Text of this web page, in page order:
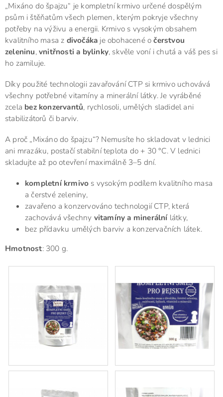
„Mixáno do špajzu“ je kompletní krmivo určené dospělým
psům i štěňatům všech plemen, kterým pokryje všechny
potřeby na výživu a energii. Krmivo s vysokým obsahem
kvalitního masa z divočáka je obohacené očerstvou
zeleninu,vnitřnosti a bylinky, skvěle voní i chutá a váš pes si
ho zamiluje.
Díky použité technologii zavařování CTP si krmivo uchovává
všechny potřebné vitamíny a minerální látky. Je vyráběné
zcela bez konzervantů, rychlosoli, umělých sladidel ani
stabilizátorů či barviv.
A proč „Mixáno do špajzu“? Nemusíte ho skladovat v lednici
ani mrazáku, postačí stabilní teplota do + 30 °C. V lednici
skladujte až po otevření maximálně 3–5 dní.
kompletní krmivo s vysokým podílem kvalitního masa
a čerstvé zeleniny,
zavařeno a konzervováno technologií CTP, která
zachovává všechny vitamíny a minerálnílátky,
bez přídavku umělých barviv a konzervačních látek.
Hmotnost: 300 g.